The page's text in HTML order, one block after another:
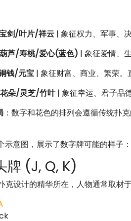
剑/叶片/祥云 | 象征权力、军事、
葫芦/寿桃/爱心(蓝色) | 象征爱情、
钱/元宝 | 象征财富、商业、繁荣
花朵/灵芝/竹叶| 象征幸运、君子品
：数字和花色的排列会遵循传统扑
示意图，展示了数字牌可能的样子
牌 (J, Q, K)
克设计的精华所在，人物通常取材